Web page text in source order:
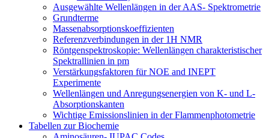
Ausgewählte Wellenlängen in der AAS- Spektrometrie
Grundterme
Massenabsorptionskoeffizienten
Referenzverbindungen in der 1H NMR
Röntgenspektroskopie: Wellenlängen charakteristischer
Spektrallinien in pm
Verstärkungsfaktoren für NOE and INEPT
Experimente
Wellenlängen und Anregungsenergien von K- und L-
Absorptionskanten
Wichtige Emissionslinien in der Flammenphotometrie
Tabellen zur Biochemie